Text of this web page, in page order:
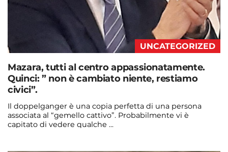
UNCATEGORIZED
Mazara, tutti al centro appassionatamente.
Quinci: ” non è cambiato niente, restiamo
civici”.
Il doppelganger è una copia perfetta di una persona
associata al “gemello cattivo”. Probabilmente vi è
capitato di vedere qualche ...